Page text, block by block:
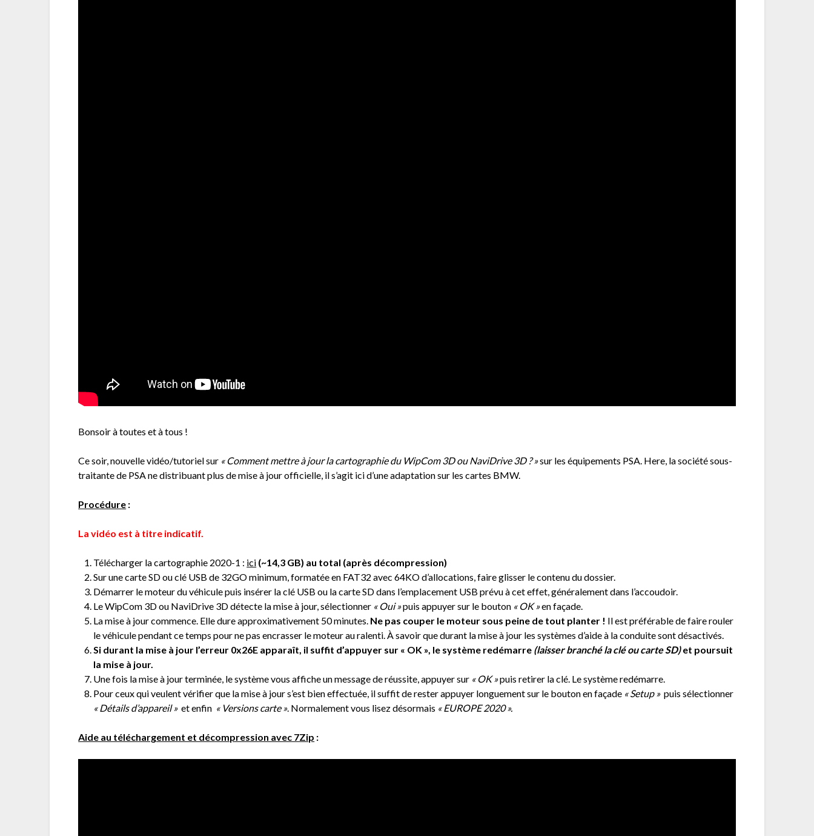
Bonsoir à toutes et à tous !
Ce soir, nouvelle vidéo/tutoriel sur « Comment mettre à jour la cartographie du WipCom 3D ou NaviDrive 3D ? »sur les équipements PSA. Here, la société sous-
traitante de PSA ne distribuant plus de mise à jour officielle, il s’agit ici d’une adaptation sur les cartes BMW.
Procédure :
La vidéo est à titre indicatif.
Télécharger la cartographie 2020-1 : ici (~14,3 GB) au total (après décompression)
Sur une carte SD ou clé USB de 32GO minimum, formatée en FAT32 avec 64KO d’allocations, faire glisser le contenu du dossier.
Démarrer le moteur du véhicule puis insérer la clé USB ou la carte SD dans l’emplacement USB prévu à cet effet, généralement dans l’accoudoir.
Le WipCom 3D ou NaviDrive 3D détecte la mise à jour, sélectionner « Oui »puis appuyer sur le bouton « OK »en façade.
La mise à jour commence. Elle dure approximativement 50 minutes. Ne pas couper le moteur sous peine de tout planter ! Il est préférable de faire rouler
le véhicule pendant ce temps pour ne pas encrasser le moteur au ralenti. À savoir que durant la mise à jour les systèmes d’aide à la conduite sont désactivés.
Si durant la mise à jour l’erreur 0x26E apparaît, il suffit d’appuyer sur « OK », le système redémarre (laisser branché la clé ou carte SD)et poursuit
la mise à jour.
Une fois la mise à jour terminée, le système vous affiche un message de réussite, appuyer sur « OK »puis retirer la clé. Le système redémarre.
Pour ceux qui veulent vérifier que la mise à jour s’est bien effectuée, il suffit de rester appuyer longuement sur le bouton en façade « Setup »puis sélectionner
« Détails d’appareil »et enfin « Versions carte ». Normalement vous lisez désormais « EUROPE 2020 ».
Aide au téléchargement et décompression avec 7Zip :